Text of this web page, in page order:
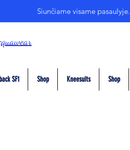
Siunčiame visame pasaulyje.
SF1 Shop Kneesuits Shop